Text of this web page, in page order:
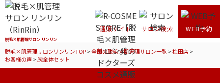
脱毛×肌管理サロン リンリン
通販サイト サロン検索 WEB予約
脱毛×肌管理サロンリンリンTOP>全国の脱毛×肌管理サロン一覧>梅田店>
お客様の声 >腕全体セット